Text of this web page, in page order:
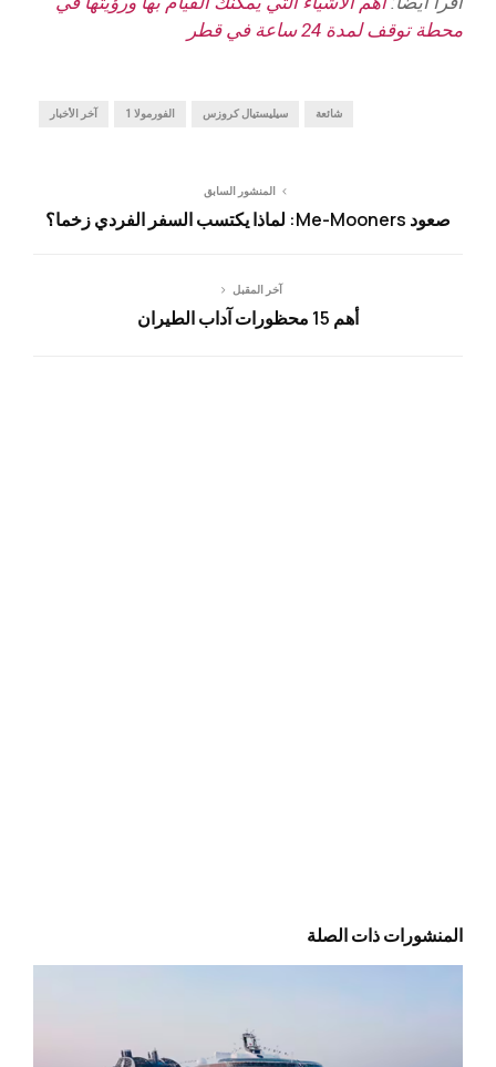
محطة توقف لمدة 24 ساعة في قطر
آخر الأخبار الفورمولا 1 سيليستيال كروزس شائعة
المنشور السابق
صعود Me-Mooners: لماذا يكتسب السفر الفردي زخما؟
آخر المقبل
أهم 15 محظورات آداب الطيران
المنشورات ذات الصلة